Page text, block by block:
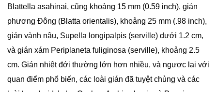
Blattella asahinai, cũng khoảng 15 mm (0.59 inch), gián
phương Đông (Blatta orientalis), khoảng 25 mm (.98 inch),
gián vành nâu, Supella longipalpis (serville) dưới 1.2 cm,
và gián xám Periplaneta fuliginosa (serville), khoảng 2.5
cm. Gián nhiệt đới thường lớn hơn nhiều, và ngược lại với
quan điểm phổ biến, các loài gián đã tuyệt chủng và các